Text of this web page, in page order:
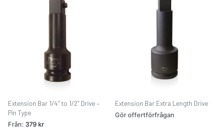
Extension Bar 1/4″ to 1/2″ Drive –
Pin Type
Från: 379 kr
Extension Bar Extra Length Drive
Gör offertförfrågan